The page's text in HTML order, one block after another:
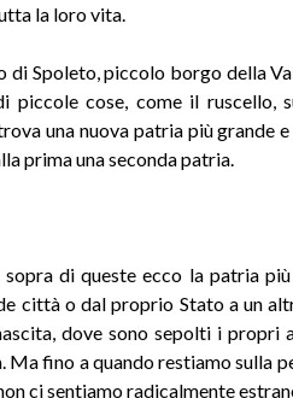
la loro vita.
di Spoleto, piccolo borgo della
piccole cose, come il ruscello,
una nuova patria più grande e
prima una seconda patria.
sopra di queste ecco la patria
città o dal proprio Stato a un
dove sono sepolti i propri
Ma fino a quando restiamo sulla
ci sentiamo radicalmente